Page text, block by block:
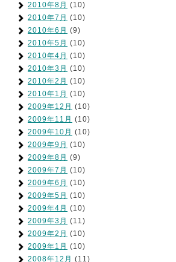
2010年8月 (10)
2010年7月 (10)
2010年6月 (9)
2010年5月 (10)
2010年4月 (10)
2010年3月 (10)
2010年2月 (10)
2010年1月 (10)
2009年12月 (10)
2009年11月 (10)
2009年10月 (10)
2009年9月 (10)
2009年8月 (9)
2009年7月 (10)
2009年6月 (10)
2009年5月 (10)
2009年4月 (10)
2009年3月 (11)
2009年2月 (10)
2009年1月 (10)
2008年12月 (11)